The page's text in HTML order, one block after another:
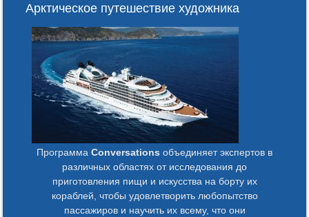
Арктическое путешествие художника
Программа Conversations объединяет экспертов в
различных областях от исследования до
приготовления пищи и искусства на борту их
кораблей, чтобы удовлетворить любопытство
пассажиров и научить их всему, что они